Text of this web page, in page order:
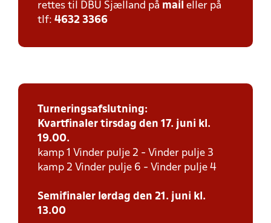
rettes til DBU Sjælland på mail eller på
tlf: 4632 3366
Turneringsafslutning:
Kvartfinaler tirsdag den 17. juni kl.
19.00.
kamp 1 Vinder pulje 2 - Vinder pulje 3
kamp 2 Vinder pulje 6 - Vinder pulje 4
Semifinaler lørdag den 21. juni kl.
13.00